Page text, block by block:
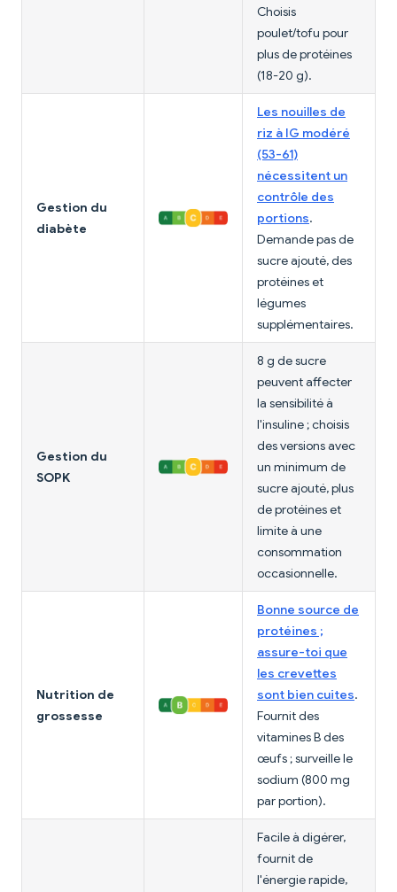
Choisis
poulet/tofu pour
plus de protéines
(18-20 g).
Gestion du
diabète
Les nouilles de
riz à IG modéré
(53-61)
nécessitent un
contrôle des
portions.
Demande pas de
sucre ajouté, des
protéines et
légumes
supplémentaires.
Gestion du
SOPK
8 g de sucre
peuvent affecter
la sensibilité à
l'insuline ; choisis
des versions avec
un minimum de
sucre ajouté, plus
de protéines et
limite à une
consommation
occasionnelle.
Nutrition de
grossesse
Bonne source de
protéines ;
assure-toi que
les crevettes
sont bien cuites.
Fournit des
vitamines B des
œufs ; surveille le
sodium (800 mg
par portion).
Facile à digérer,
fournit de
l'énergie rapide,